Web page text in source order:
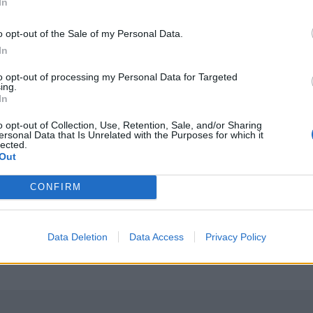
opt-out of the Sale of my Personal Data.
opt-out of processing my Personal Data for Targeted
opt-out of Collection, Use, Retention, Sale, and/or Sharing
Data that Is Unrelated with the Purposes for which it
CONFIRM
Data Deletion Data Access Privacy Policy
ΕΊΔΗΣΗ
στη μεγάλη τεχνολογική μετάβαση
βρίσκεται η Ελλάδα στη μεγάλη τεχνολογική μετάβαση
Ειδικό Χωροταξικό για τον Τουρισμό: Οι νέοι κανόνες
ΕΛΛAΔΑ 08:18
Ειδικό Χωροταξικό για τον
Ειδικό Χωροταξικό για τον
στα πόδια στο σπίτι που τον φρόντιζαν
επέστρεψε με εγκαύματα στα πόδια στο σπίτι που τον
Τα πρωτοσέλιδα των εφημερίδων
ΕΛΛAΔΑ
Τα πρωτοσέλιδα των εφημερίδων
Τα πρωτοσέλιδα των εφημερίδων